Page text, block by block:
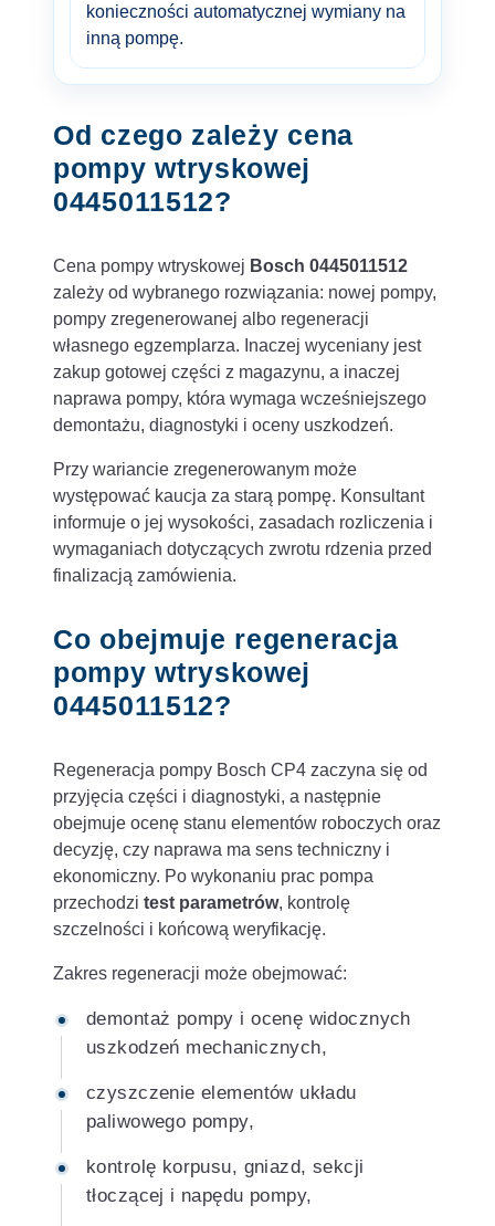
konieczności automatycznej wymiany na
inną pompę.
Od czego zależy cena
pompy wtryskowej
0445011512?
Cena pompy wtryskowej Bosch 0445011512
zależy od wybranego rozwiązania: nowej pompy,
pompy zregenerowanej albo regeneracji
własnego egzemplarza. Inaczej wyceniany jest
zakup gotowej części z magazynu, a inaczej
naprawa pompy, która wymaga wcześniejszego
demontażu, diagnostyki i oceny uszkodzeń.
Przy wariancie zregenerowanym może
występować kaucja za starą pompę. Konsultant
informuje o jej wysokości, zasadach rozliczenia i
wymaganiach dotyczących zwrotu rdzenia przed
finalizacją zamówienia.
Co obejmuje regeneracja
pompy wtryskowej
0445011512?
Regeneracja pompy Bosch CP4 zaczyna się od
przyjęcia części i diagnostyki, a następnie
obejmuje ocenę stanu elementów roboczych oraz
decyzję, czy naprawa ma sens techniczny i
ekonomiczny. Po wykonaniu prac pompa
przechodzi test parametrów, kontrolę
szczelności i końcową weryfikację.
Zakres regeneracji może obejmować:
demontaż pompy i ocenę widocznych
uszkodzeń mechanicznych,
czyszczenie elementów układu
paliwowego pompy,
kontrolę korpusu, gniazd, sekcji
tłoczącej i napędu pompy,